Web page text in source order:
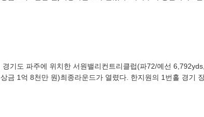
기도 파주에 위치한 서원밸리컨트리클럽(파72/예선
금 1억 8천만 원)최종라운드가 열렸다. 한지원의 1번홀 경기